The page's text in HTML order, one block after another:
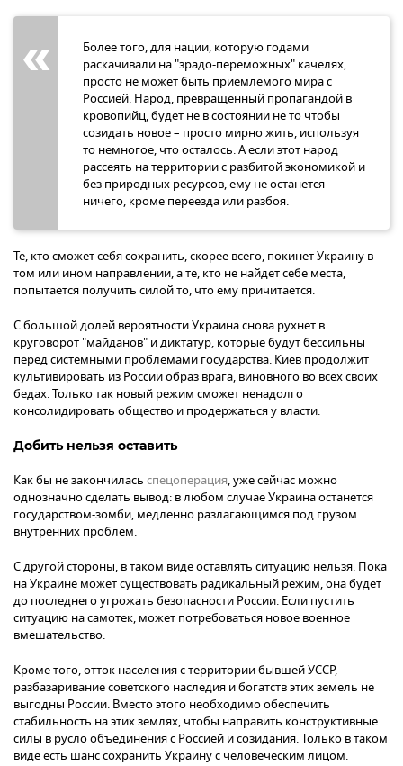
Более того, для нации, которую годами
раскачивали на "зрадо-переможных" качелях,
просто не может быть приемлемого мира с
Россией. Народ, превращенный пропагандой в
кровопийц, будет не в состоянии не то чтобы
созидать новое – просто мирно жить, используя
то немногое, что осталось. А если этот народ
рассеять на территории с разбитой экономикой и
без природных ресурсов, ему не останется
ничего, кроме переезда или разбоя.
Те, кто сможет себя сохранить, скорее всего, покинет Украину в
том или ином направлении, а те, кто не найдет себе места,
попытается получить силой то, что ему причитается.
С большой долей вероятности Украина снова рухнет в
круговорот "майданов" и диктатур, которые будут бессильны
перед системными проблемами государства. Киев продолжит
культивировать из России образ врага, виновного во всех своих
бедах. Только так новый режим сможет ненадолго
консолидировать общество и продержаться у власти.
Добить нельзя оставить
Как бы не закончилась спецоперация, уже сейчас можно
однозначно сделать вывод: в любом случае Украина останется
государством-зомби, медленно разлагающимся под грузом
внутренних проблем.
С другой стороны, в таком виде оставлять ситуацию нельзя. Пока
на Украине может существовать радикальный режим, она будет
до последнего угрожать безопасности России. Если пустить
ситуацию на самотек, может потребоваться новое военное
вмешательство.
Кроме того, отток населения с территории бывшей УССР,
разбазаривание советского наследия и богатств этих земель не
выгодны России. Вместо этого необходимо обеспечить
стабильность на этих землях, чтобы направить конструктивные
силы в русло объединения с Россией и созидания. Только в таком
виде есть шанс сохранить Украину с человеческим лицом.